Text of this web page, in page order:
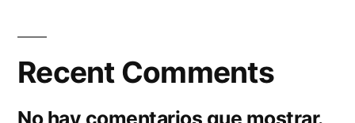
Recent Comments
No hay comentarios que mostrar.